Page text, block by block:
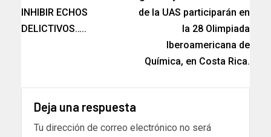
INHIBIR ECHOS
DELICTIVOS…..
de la UAS participarán en
la 28 Olimpiada
Iberoamericana de
Química, en Costa Rica.
Deja una respuesta
Tu dirección de correo electrónico no será